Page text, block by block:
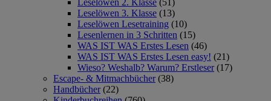
Leselöwen 3. Klasse (13)
Leselöwen Lesetraining (10)
Lesenlernen in 3 Schritten (15)
WAS IST WAS Erstes Lesen (46)
WAS IST WAS Erstes Lesen easy! (21)
Wieso? Weshalb? Warum? Erstleser (17)
Escape- & Mitmachbücher (38)
Handbücher (22)